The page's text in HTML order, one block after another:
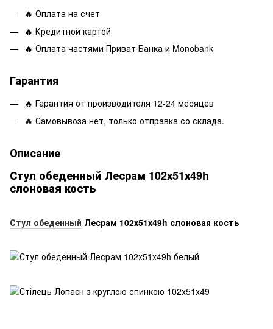
🔥 Оплата на счет
🔥 Кредитной картой
🔥 Оплата частями Приват Банка и Monobank
Гарантия
🔥 Гарантия от производителя 12-24 месяцев
🔥 Самовывоза нет, только отправка со склада.
Описание
Стул обеденный Лесрам 102х51х49h
слоновая кость
Стул обеденный Лесрам 102х51х49h слоновая кость